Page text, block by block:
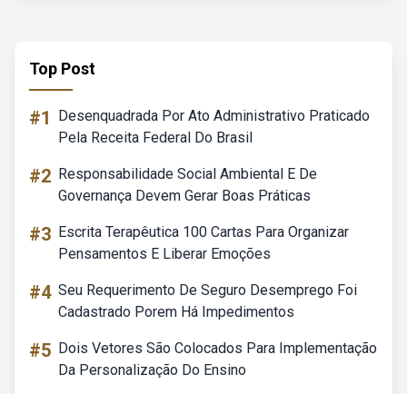
Top Post
#1
Desenquadrada Por Ato Administrativo Praticado
Pela Receita Federal Do Brasil
#2 Responsabilidade Social Ambiental E De
Governança Devem Gerar Boas Práticas
#3 Escrita Terapêutica 100 Cartas Para Organizar
Pensamentos E Liberar Emoções
#4 Seu Requerimento De Seguro Desemprego Foi
Cadastrado Porem Há Impedimentos
#5 Dois Vetores São Colocados Para Implementação
Da Personalização Do Ensino